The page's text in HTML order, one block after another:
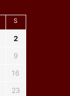
S
2
9
16
23